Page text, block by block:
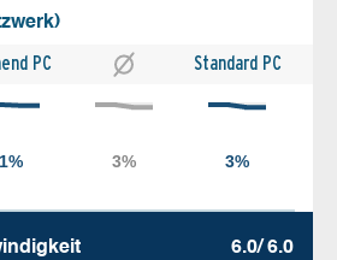
PC Standard PC
6.0/ 6.0